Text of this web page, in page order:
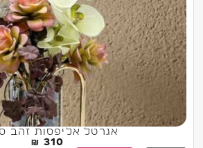
אגרטל אליפסות זהב
310
₪